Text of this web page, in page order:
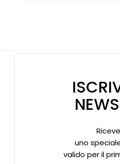
Privacy
uno
valido per il